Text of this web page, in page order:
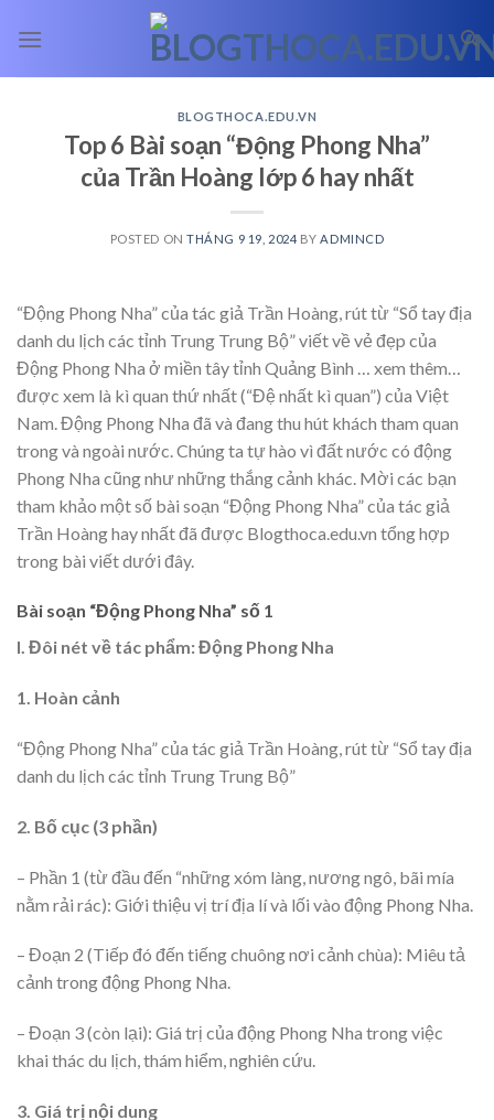
BLOGTHOCA.EDU.VN
Top 6 Bài soạn “Động Phong Nha”
của Trần Hoàng lớp 6 hay nhất
POSTED ONTHÁNG 9 19, 2024 BY ADMINCD
“Động Phong Nha” của tác giả Trần Hoàng, rút từ “Sổ tay địa
danh du lịch các tỉnh Trung Trung Bộ” viết về vẻ đẹp của
Động Phong Nha ở miền tây tỉnh Quảng Bình
… xem thêm…
được xem là kì quan thứ nhất (“Đệ nhất kì quan”) của Việt
Nam. Động Phong Nha đã và đang thu hút khách tham quan
trong và ngoài nước. Chúng ta tự hào vì đất nước có động
Phong Nha cũng như những thắng cảnh khác. Mời các bạn
tham khảo một số bài soạn “Động Phong Nha” của tác giả
Trần Hoàng hay nhất đã được Blogthoca.edu.vn tổng hợp
trong bài viết dưới đây.
Bài soạn “Động Phong Nha” số 1
I. Đôi nét về tác phẩm: Động Phong Nha
1. Hoàn cảnh
“Động Phong Nha” của tác giả Trần Hoàng, rút từ “Sổ tay địa
danh du lịch các tỉnh Trung Trung Bộ”
2. Bố cục (3 phần)
– Phần 1 (từ đầu đến “những xóm làng, nương ngô, bãi mía
nằm rải rác): Giới thiệu vị trí địa lí và lối vào động Phong Nha.
– Đoạn 2 (Tiếp đó đến tiếng chuông nơi cảnh chùa): Miêu tả
cảnh trong động Phong Nha.
– Đoạn 3 (còn lại): Giá trị của động Phong Nha trong việc
khai thác du lịch, thám hiểm, nghiên cứu.
3. Giá trị nội dung